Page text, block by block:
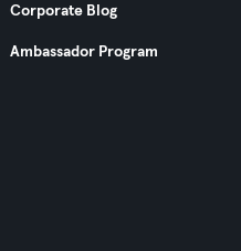
Corporate Blog
Ambassador Program